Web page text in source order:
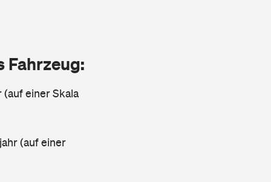
Fahrzeug:
(auf einer Skala
(auf einer